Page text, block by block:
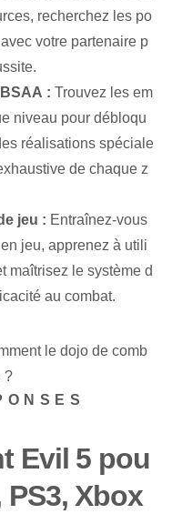
recherchez les po
votre partenaire p
: Trouvez les em
niveau pour débloqu
réalisations spéciale
de chaque z
jeu : Entraînez-vous
jeu, apprenez à utili
maîtrisez le système d
au combat.
le dojo de comb
?
Evil 5 pou
PS3, Xbox